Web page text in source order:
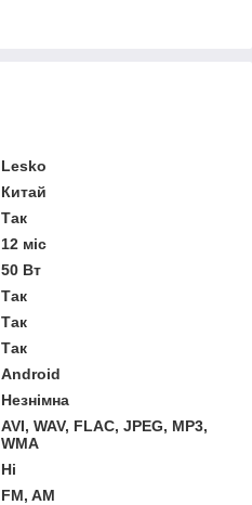
Lesko
Китай
Так
12 міс
50 Вт
Так
Так
Так
Android
Незнімна
AVI, WAV, FLAC, JPEG, MP3,
WMA
Ні
FM, AM